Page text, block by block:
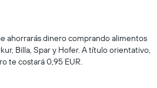
ahorrarás dinero comprando alimentos
Billa, Spar y Hofer. A título orientativo,
te costará 0,95 EUR.